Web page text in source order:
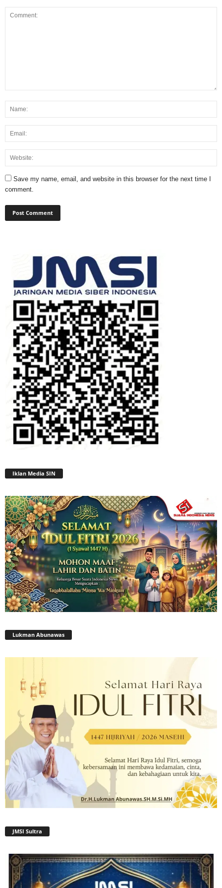
Save my name, email, and website in this browser for the next time I
comment.
Iklan Media SIN
Lukman Abunawas
JMSI Sultra